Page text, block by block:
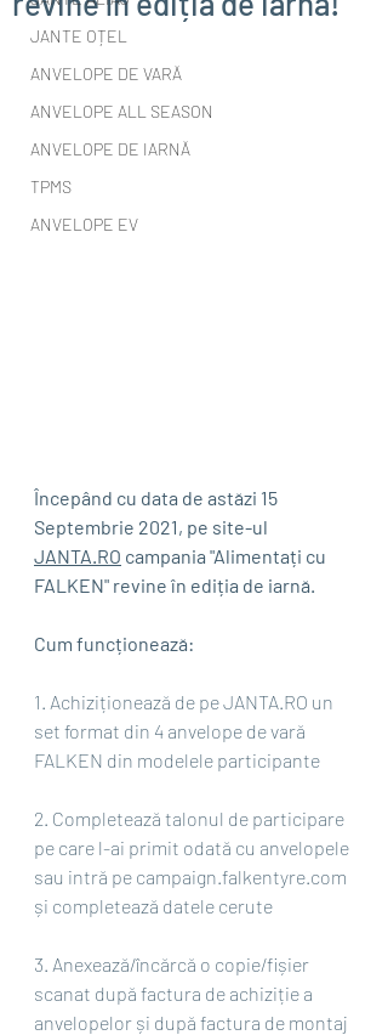
JANTE OȚEL
ANVELOPE DE VARĂ
ANVELOPE ALL SEASON
ANVELOPE DE IARNĂ
TPMS
ANVELOPE EV
Începând cu data de astăzi 15
Septembrie 2021, pe site-ul
JANTA.RO campania "Alimentați cu
FALKEN" revine în ediția de iarnă.
Cum funcționează:
1. Achiziționează de pe JANTA.RO un
set format din 4 anvelope de vară
FALKEN din modelele participante
2. Completează talonul de participare
pe care l-ai primit odată cu anvelopele
sau intră pe campaign.falkentyre.com
și completează datele cerute
3. Anexează/încărcă o copie/fișier
scanat după factura de achiziție a
anvelopelor și după factura de montaj